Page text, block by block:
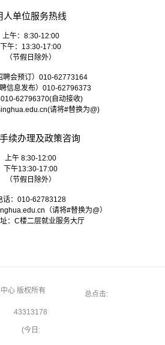
人单位服务热线
上午：8:30-12:00
下午：13:30-17:00
（节假日除外）
聘会预订）010-62773164
信息发布）010-62796373
62796370(自动接收)
(请将#替换为@)
续办理及政策咨询
上午 8:30-12:00
下午13:30-17:00
（节假日除外）
话：010-62783128
（请将#替换为@）
址：C楼二层就业服务大厅
心 版权所有 总点击:
43313178
(今日: